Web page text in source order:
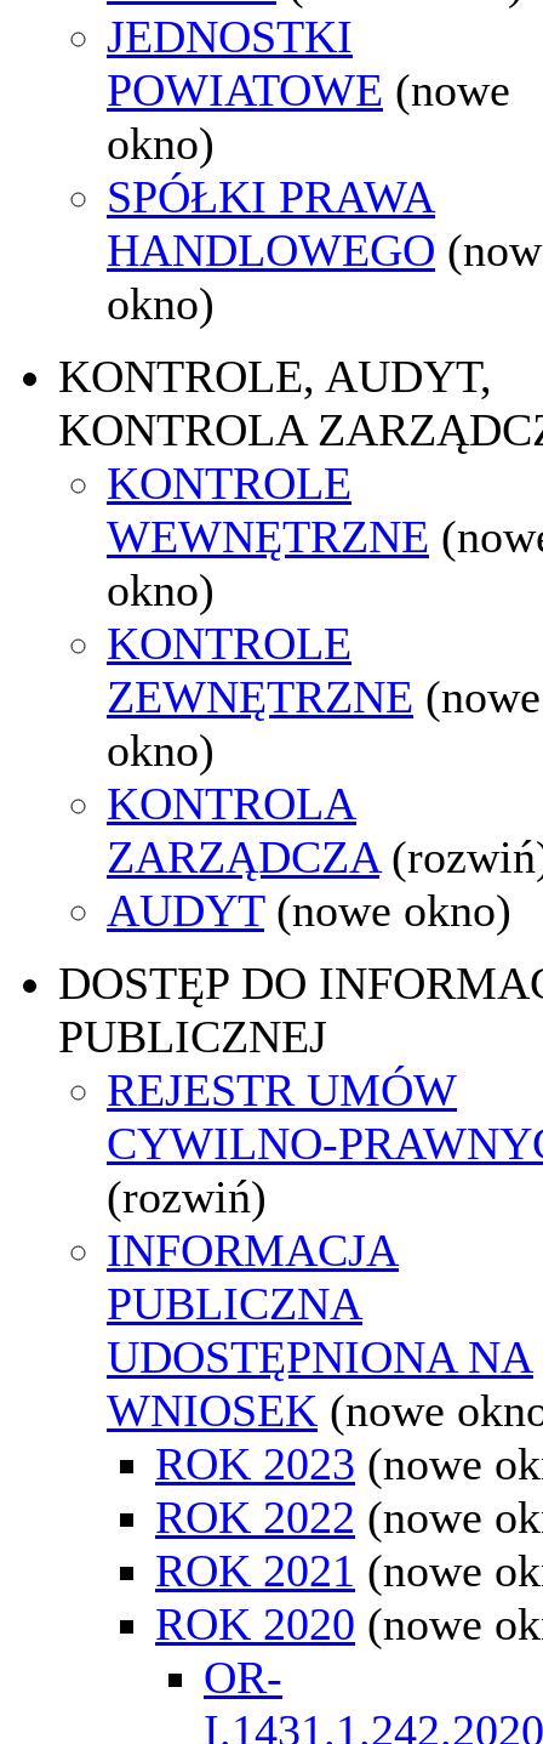
JEDNOSTKI
POWIATOWE (nowe
okno)
SPÓŁKI PRAWA
HANDLOWEGO
okno)
KONTROLE, AUDYT,
KONTROLA
KONTROLE
WEWNĘTRZNE
okno)
KONTROLE
ZEWNĘTRZNE (nowe
okno)
KONTROLA
ZARZĄDCZA
AUDYT (nowe okno)
DOSTĘP DO
PUBLICZNEJ
REJESTR UMÓW
CYWILNO-
(rozwiń)
INFORMACJA
PUBLICZNA
UDOSTĘPNIONA NA
WNIOSEK (nowe
ROK 2023 (nowe
ROK 2022 (nowe
ROK 2021 (nowe
ROK 2020 (nowe
OR-
I.1431.1.242.2020